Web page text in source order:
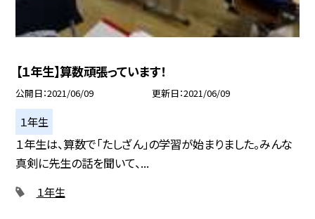
【１年生】算数頑張っています！
公開日 2021/06/09 更新日 2021/06/09
１年生
１年生は、算数で「たしざん」の学習が始まりました。みんな
真剣に先生の話を聞いて、...
１年生